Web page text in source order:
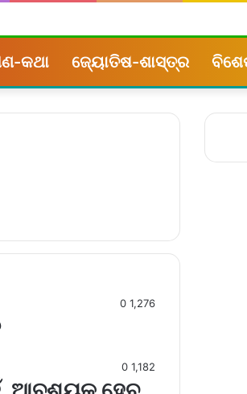
କଥା ଜ୍ୟୋତିଷ-ଶାସ୍ତ୍ର
0 1,276
0 1,182